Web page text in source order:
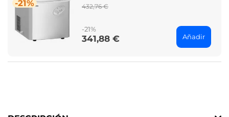
-21%
Regular
432,76 €
-21%
Price
341,88 € Añadir